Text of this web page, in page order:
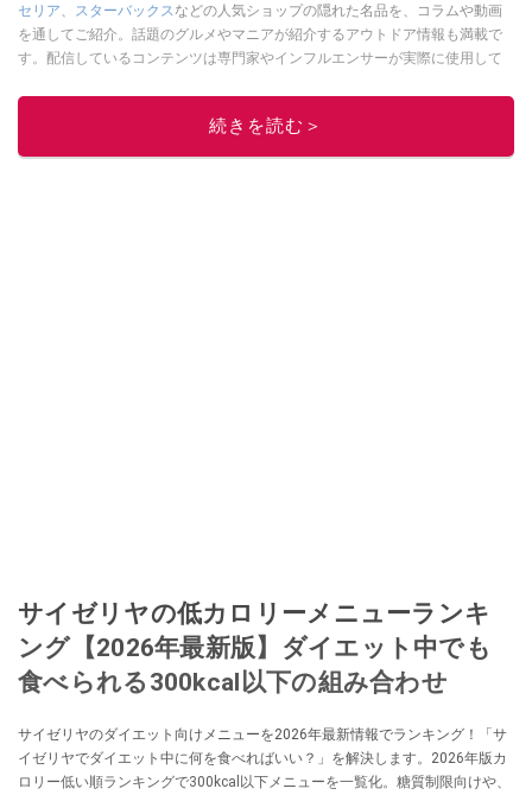
セリア
スターバックス などの人気ショップの隠れた名品を、コラムや動画
を通してご紹介。話題のグルメやマニアが紹介するアウトドア情報も満載で
す。配信しているコンテンツは専門家やインフルエンサーが実際に使用して
ニュースでフォロー
続きを読む＞
サイゼリヤの低カロリーメニューランキ
ング【2026年最新版】ダイエット中でも
食べられる300kcal以下の組み合わせ
サイゼリヤのダイエット向けメニューを2026年最新情報でランキング！「サ
イゼリヤでダイエット中に何を食べればいい？」を解決します。2026年版カ
ロリー低い順ランキングで300kcal以下メニューを一覧化。糖質制限向けや、